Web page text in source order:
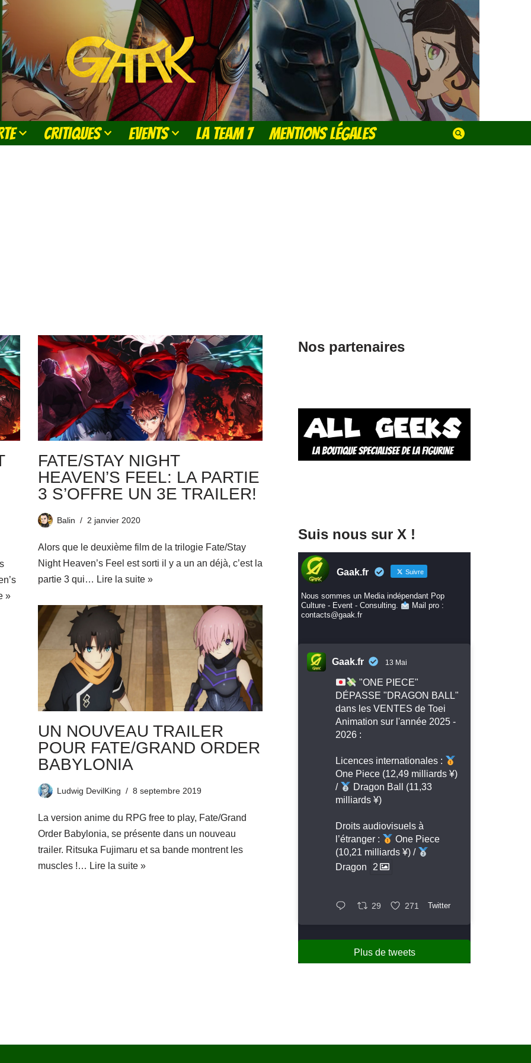
CRITIQUES EVENTS LA TEAM 7 MENTIONS LÉGALES
»
FATE/STAY NIGHT
HEAVEN’S FEEL: LA PARTIE
3 S’OFFRE UN 3E TRAILER!
Balin 2 janvier 2020
Alors que le deuxième film de la trilogie Fate/Stay
Night Heaven’s Feel est sorti il y a un an déjà, c’est la
partie 3 qui… Lire la suite »
UN NOUVEAU TRAILER
POUR FATE/GRAND ORDER
BABYLONIA
Ludwig DevilKing 8 septembre 2019
La version anime du RPG free to play, Fate/Grand
Order Babylonia, se présente dans un nouveau
trailer. Ritsuka Fujimaru et sa bande montrent les
muscles !… Lire la suite »
Nos partenaires
Suis nous sur X !
Gaak.fr Suivre
Nous sommes un Media indépendant Pop
Culture - Event - Consulting.
Mail pro :
contacts@gaak.fr
Gaak.fr 13 Mai
"ONE PIECE"
DÉPASSE "DRAGON BALL"
dans les VENTES de Toei
Animation sur l'année 2025 -
2026 :
Licences internationales :
One Piece (12,49 milliards ¥)
/
Dragon Ball (11,33
milliards ¥)
Droits audiovisuels à
l’étranger :
One Piece
(10,21 milliards ¥) /
Dragon
2
29 271 Twitter
Plus de tweets